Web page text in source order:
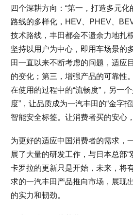
四个深耕方向：“第一，打造多元
路线的多样化，HEV、PHEV、
技术路线，丰田都会不遗余力地扎
坚持以用户为中心，即用车场景的
田一直以来不断考虑的问题，适应
的变化；第三，增强产品的可靠性
在使用的过程中的“流畅度”，另一
度”，让品质成为一汽丰田的“金字
智能安全标签。让消费者买的安心
为更好的适应中国消费者的需求，
展了大量的研发工作，与日本总部“
卡罗拉的更新只是开始，未来，将
求的一汽丰田产品推向市场，展现
的实力和韧劲。